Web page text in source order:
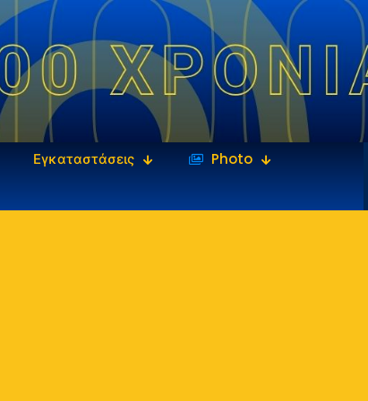
Εγκαταστάσεις
‎‏‏‎ ‎Photo